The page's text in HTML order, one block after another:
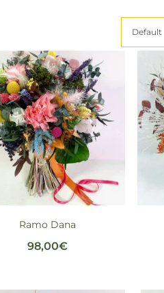
Default
Ramo Dana
98,00€